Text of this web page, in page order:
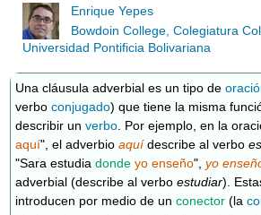
Enrique Yepes
Bowdoin College, Colegiatura
Universidad Pontificia Bolivariana
Una cláusula adverbial es un tipo de
verboconjugado) que tiene la misma
describir unverbo . Por ejemplo, en la
aquí", el adverbioaquídescribe al verbo
"Sara estudiadonde yo enseño", yo
adverbial (describe al verboestudiar).
introducen por medio de unconector (la